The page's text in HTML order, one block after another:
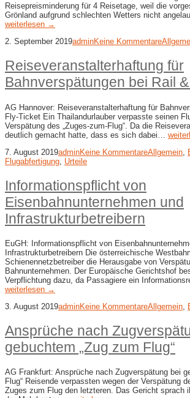
Reisepreisminderung für 4 Reisetage, weil die
Grönland aufgrund schlechten Wetters nicht
weiterlesen →
2. September 2019adminKeine Kommentare
Reiseveranstalterhaftung für
Bahnverspätungen bei Rail
AG Hannover: Reiseveranstalterhaftung für
Fly-​Ticket Ein Thailandurlauber verpasste seinen
Verspätung des „Zuges-zum-Flug“. Da die
deutlich gemacht hatte, dass es sich dabei…
7. August 2019adminKeine KommentareAllgemein
Flugabfertigung Urteile
Informationspflicht von
Eisenbahnunternehmen und
Infrastrukturbetreibern
EuGH: Informationspflicht von
Infrastrukturbetreibern Die österreichische
Schienennetzbetreiber die Herausgabe von
Bahnunternehmen. Der Europäische Gerichtshof
Verpflichtung dazu, da Passagiere ein
weiterlesen →
3. August 2019adminKeine KommentareAllgemein
Ansprüche nach
gebuchtem „Zug zum Flug“
AG Frankfurt: Ansprüche nach Zugverspätung bei
Flug“ Reisende verpassten wegen der Verspätung
Zuges zum Flug den letzteren. Das Gericht sprach